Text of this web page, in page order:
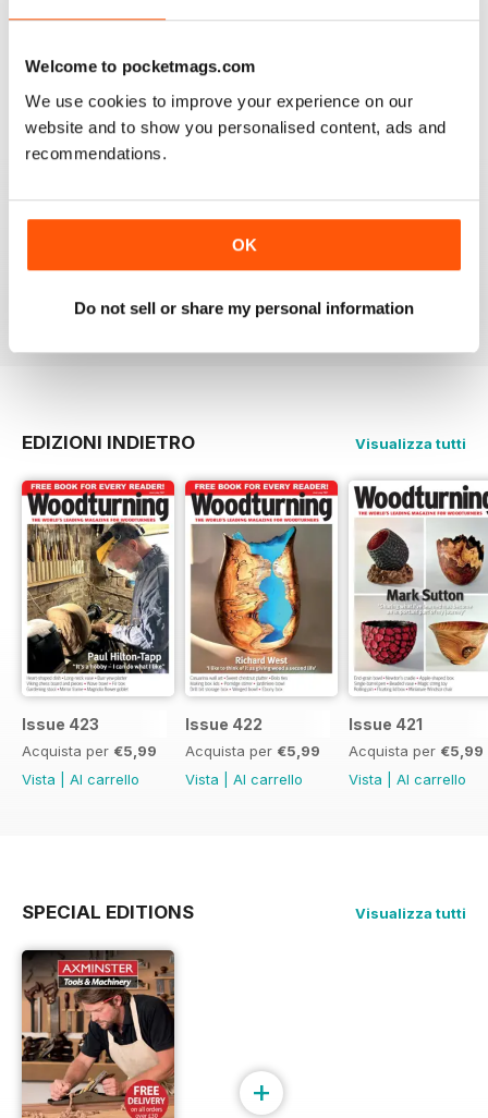
Welcome to pocketmags.com
We use cookies to improve your experience on our
website and to show you personalised content, ads and
recommendations.
OK
Do not sell or share my personal information
Recensito 04 novembre 2021
WOODTURNING
Interesting content and projects, excellent photos and
illustrations, suitable for many levels of turners.
Recensito 26 febbraio 2021
EDIZIONI INDIETRO Visualizza tutti
Issue 423
Acquista per €5,99
Vista
Al carrello
Issue 422
Acquista per €5,99
Vista
Al carrello
Issue 421
Acquista per €5,99
Vista
Al carrello
SPECIAL EDITIONS Visualizza tutti
+